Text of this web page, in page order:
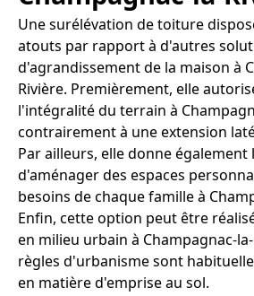
Une surélévation de toiture
atouts par rapport à d'autres
d'agrandissement de la maison à
Rivière. Premièrement, elle
l'intégralité du terrain à
contrairement à une extension
Par ailleurs, elle donne également
d'aménager des espaces
besoins de chaque famille à
Enfin, cette option peut être
en milieu urbain à Champagnac-
règles d'urbanisme sont
en matière d'emprise au sol.